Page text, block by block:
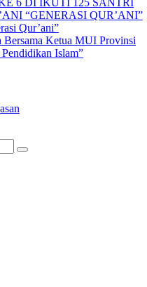
6 DI IKUTI 125 SANTRI
“GENERASI QUR’ANI”
Qur’ani”
Bersama Ketua MUI Provinsi
Islam”